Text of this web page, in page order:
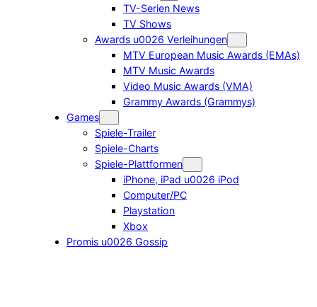
TV-Serien News
TV Shows
Awards u0026 Verleihungen
MTV European Music Awards (EMAs)
MTV Music Awards
Video Music Awards (VMA)
Grammy Awards (Grammys)
Games
Spiele-Trailer
Spiele-Charts
Spiele-Plattformen
iPhone, iPad u0026 iPod
Computer/PC
Playstation
Xbox
Promis u0026 Gossip